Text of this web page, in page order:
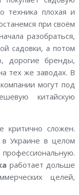
техника плохая и
при своём
разобраться,
садовки, а потом
дорогие бренды,
тех же заводах. В
могут под
китайскую
критично сложен.
в Украине в целом
работает дольше
целей,